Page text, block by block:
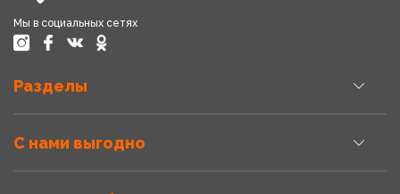
Мы в социальных сетях
Разделы
С нами выгодно